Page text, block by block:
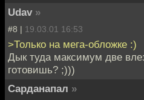
Udav »
#8 | 19.03.01 16:53
>Только на мега-обложке :)
Дык туда максимум две
готовишь? ;)))
Сарданапал »